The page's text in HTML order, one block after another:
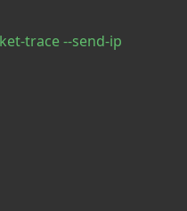
trace --send-ip